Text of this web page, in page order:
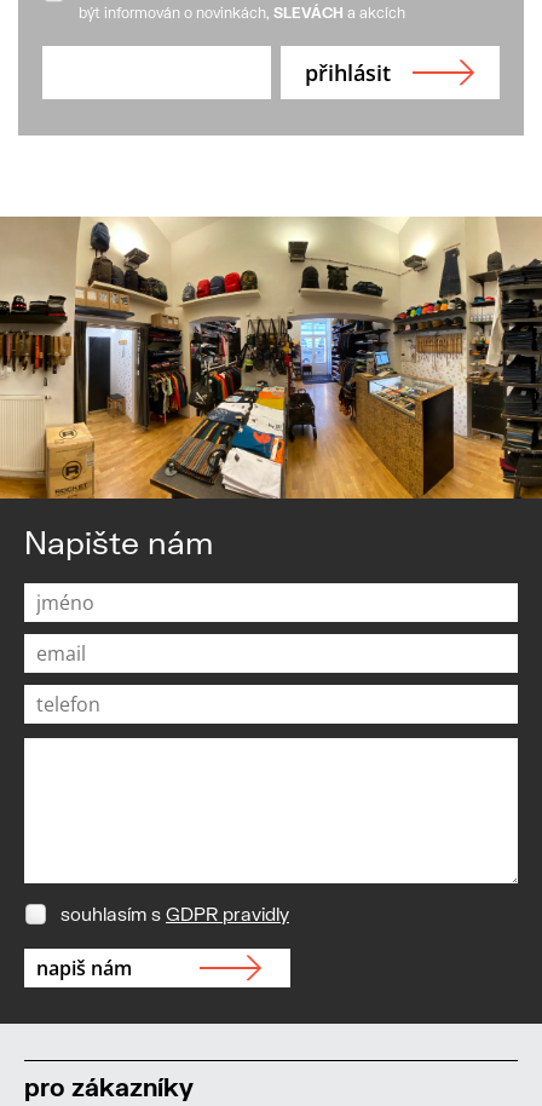
být informován o novinkách, SLEVÁCH a akcích
Napište nám
souhlasím s GDPR pravidly
pro zákazníky